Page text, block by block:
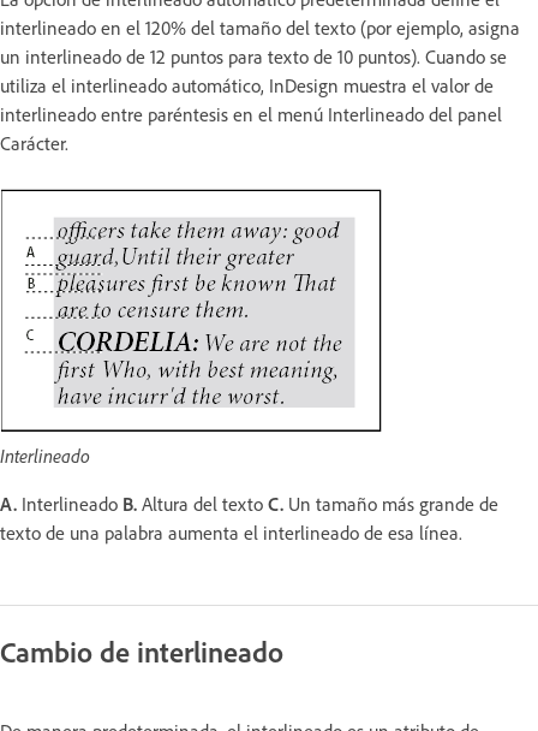
interlineado en el 120% del tamaño del texto (por ejemplo, asigna
un interlineado de 12 puntos para texto de 10 puntos). Cuando se
utiliza el interlineado automático, InDesign muestra el valor de
interlineado entre paréntesis en el menú Interlineado del panel
Carácter.
Interlineado
A. Interlineado B. Altura del texto C. Un tamaño más grande de
texto de una palabra aumenta el interlineado de esa línea.
Cambio de interlineado